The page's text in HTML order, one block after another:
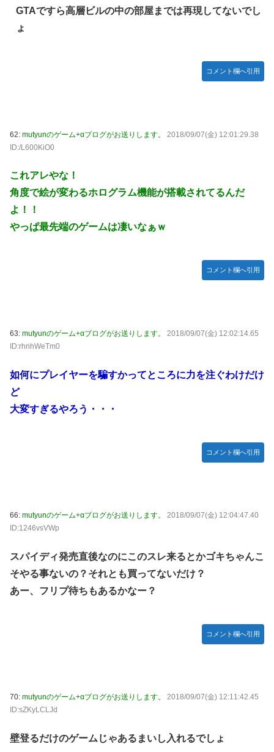
GTAですら高層ビルの中の部屋までは再現してないでし
ょ
コメント欄へ引用
62: mutyunのゲーム+αブログがお送りします。
2018/09/07(金) 12:01:29.38
ID:/L600KiO0
これアレやな！
角度で絵が変わるホログラム機能が搭載されてるんだ
よ！！
やっぱ最先端のゲームは凄いなぁｗ
コメント欄へ引用
63: mutyunのゲーム+αブログがお送りします。
2018/09/07(金) 12:02:14.65
ID:rhnhWeTm0
如何にプレイヤーを騙すかってところに力を注ぐわけだけ
ど
大変すぎるやろう・・・
コメント欄へ引用
66: mutyunのゲーム+αブログがお送りします。
2018/09/07(金) 12:04:47.40
ID:1246vsVWp
スパイディ発売直後なのにこのスレ来るとかゴキちゃんこ
そやる事ないの？それとも買ってないだけ？
あー、フリプ待ちもあるかなー？
コメント欄へ引用
70: mutyunのゲーム+αブログがお送りします。
2018/09/07(金) 12:11:42.45
ID:sZKyLCLJd
壁登るだけのゲームじゃあるまいし入れるでしょ